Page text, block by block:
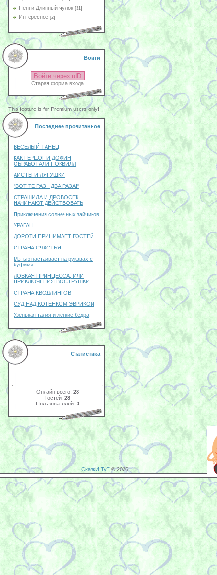
Пеппи Длинный чулок [31]
Интересное [2]
Воити
Войти через uID
Старая форма входа
This feature is for Premium users only!
Последнее прочитанное
ВЕСЕЛЫЙ ТАНЕЦ
КАК ГЕРЦОГ И ДОФИН
ОБРАБОТАЛИ ПОКВИЛЛ
АИСТЫ И ЛЯГУШКИ
"ВОТ ТЕ РАЗ - ДВА РАЗА!"
СТРАШИЛА И ДРОВОСЕК
НАЧИНАЮТ ДЕЙСТВОВАТЬ
Приключения солнечных зайчиков
УРАГАН
ДОРОТИ ПРИНИМАЕТ ГОСТЕЙ
СТРАНА СЧАСТЬЯ
Мэтью настаивает на рукавах с
буфами
ЛОВКАЯ ПРИНЦЕССА, ИЛИ
ПРИКЛЮЧЕНИЯ ВОСТРУШКИ
СТРАНА КВОДЛИНГОВ
СУД НАД КОТЕНКОМ ЭВРИКОЙ
Узенькая талия и легкие бедра
Статистика
Онлайн всего: 28
Гостей: 28
Пользователей: 0
СказкИ ТуТ© 2026